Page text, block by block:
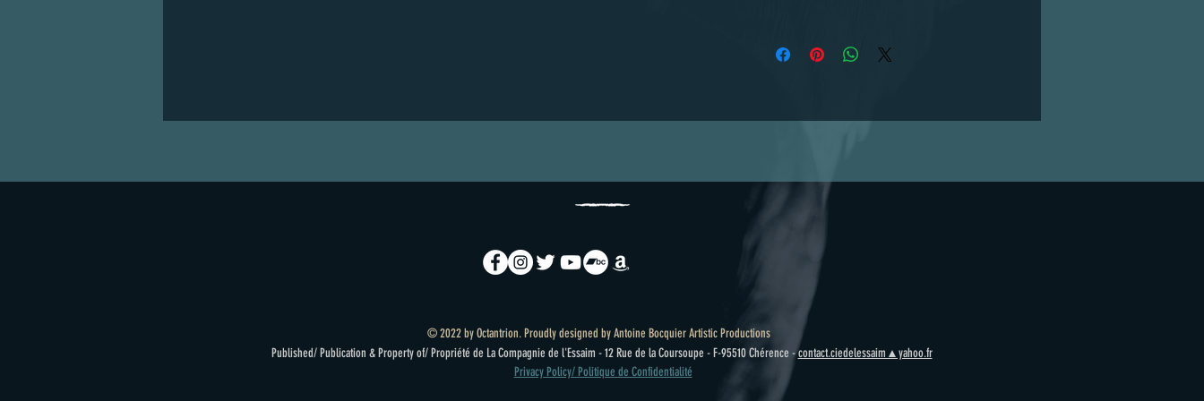
par Octantrion ! Autographes par
contractuelle, la teinte du tissu peut
© 2022 by Octantrion. Proudly designed by Antoine Bocquier Artistic Productions
Published/ Publication & Property of/ Propriété de La Compagnie de l'Essaim - 12 Rue de la Coursoupe - F-95510 Chérence -contact.ciedelessaim▲yahoo.fr
Privacy Policy/ Politique de Confidentialité